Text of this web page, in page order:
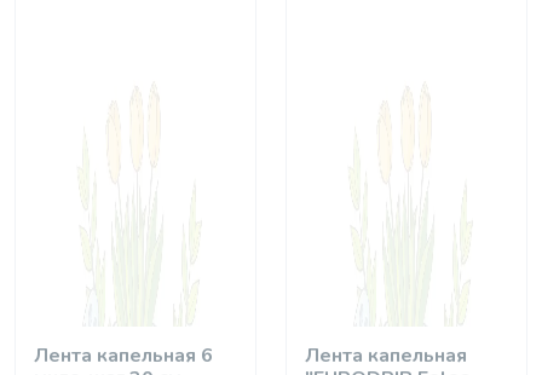
Лента капельная 6
Лента капельная